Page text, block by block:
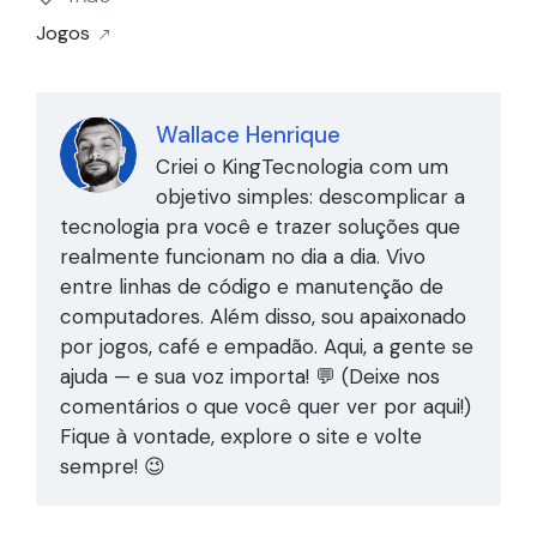
Jogos
Wallace Henrique
Criei o KingTecnologia com um
objetivo simples: descomplicar a
tecnologia pra você e trazer soluções que
realmente funcionam no dia a dia. Vivo
entre linhas de código e manutenção de
computadores. Além disso, sou apaixonado
por jogos, café e empadão. Aqui, a gente se
ajuda — e sua voz importa! 💬 (Deixe nos
comentários o que você quer ver por aqui!)
Fique à vontade, explore o site e volte
sempre! 😉